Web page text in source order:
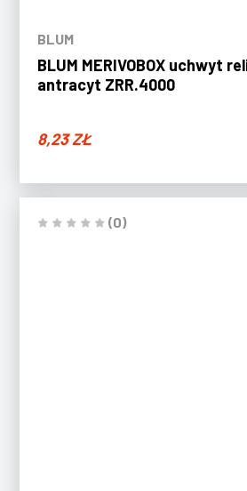
BLUM
BLUM MERIVOBOX uchwyt
antracyt ZRR.4000
8,23ZŁ
(0)